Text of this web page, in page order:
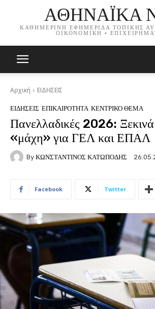
ΑΘΗΝΑΪΚΑ
ΚΑΘΗΜΕΡΙΝΗ ΕΦΗΜΕΡΙΔΑ ΤΟΠΙΚΗΣ
ΟΙΚΟΝΟΜΙΚΗ •
Αρχική ΕΙΔΗΣΕΙΣ
ΕΙΔΗΣΕΙΣ ΕΠΙΚΑΙΡΟΤΗΤΑ ΚΕΝΤΡΙΚΟ ΘΕΜΑ
Πανελλαδικές 2026: Ξεκινά
«μάχη» για ΓΕΛ και ΕΠΑΛ
By ΚΩΝΣΤΑΝΤΙΝΟΣ ΚΑΤΩΠΟΔΗΣ
Facebook Twitter